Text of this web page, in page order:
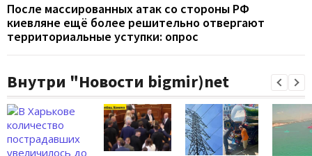
После массированных атак со стороны РФ
киевляне ещё более решительно отвергают
территориальные уступки: опрос
Внутри "Новости bigmir)net